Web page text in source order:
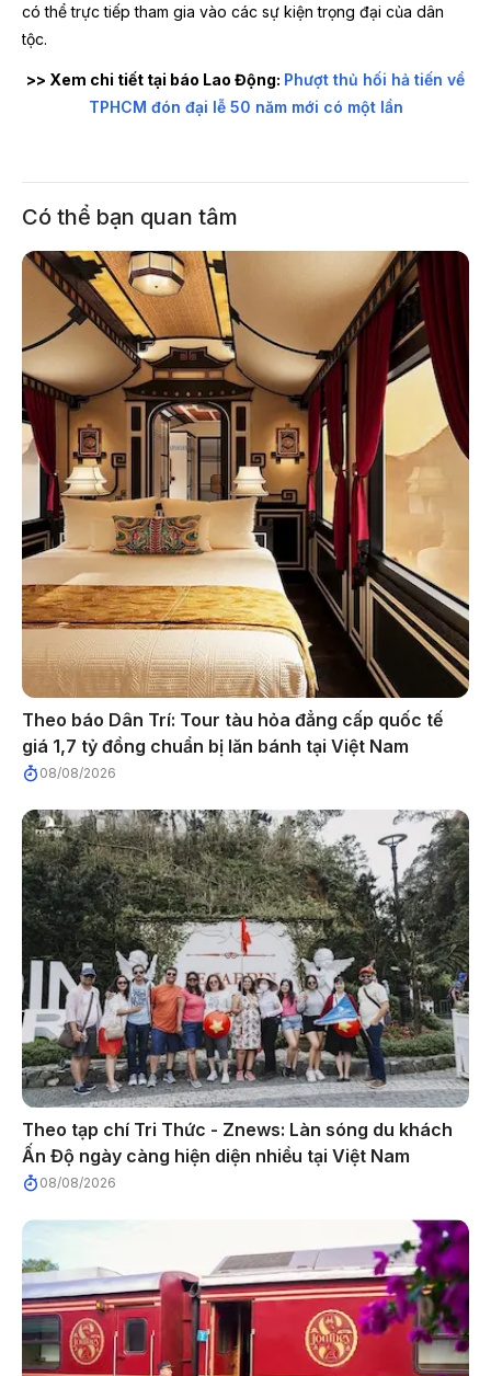
có thể trực tiếp tham gia vào các sự kiện trọng đại của dân
tộc.
>> Xem chi tiết tại báo Lao Động: Phượt thủ hối hả tiến về
TPHCM đón đại lễ 50 năm mới có một lần
Có thể bạn quan tâm
Theo báo Dân Trí: Tour tàu hỏa đẳng cấp quốc tế
giá 1,7 tỷ đồng chuẩn bị lăn bánh tại Việt Nam
08/08/2026
Theo tạp chí Tri Thức - Znews: Làn sóng du khách
Ấn Độ ngày càng hiện diện nhiều tại Việt Nam
08/08/2026